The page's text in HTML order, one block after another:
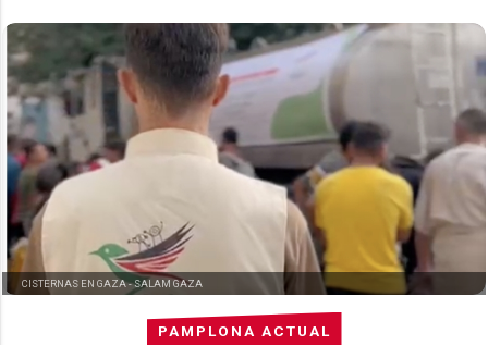
PAMPLONA ACTUAL
CISTERNAS EN GAZA -SALAM GAZA